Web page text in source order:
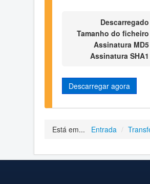
Descarregado
Tamanho do ficheiro
Assinatura MD5
Assinatura SHA1
Descarregar agora
Está em... Entrada /